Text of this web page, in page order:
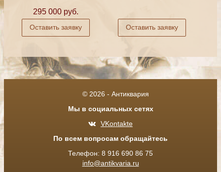
295 000 руб.
Оставить заявку Оставить заявку
© 2026 - Антиквария
Мы в социальных сетях
VKontakte
По всем вопросам обращайтесь
Телефон: 8 916 690 86 75
info@antikvaria.ru